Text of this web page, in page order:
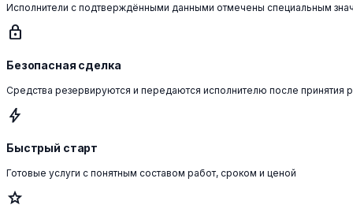
Исполнители с подтверждёнными данными отмечены специальным
lock
Безопасная сделка
Средства резервируются и передаются исполнителю после принятия
bolt
Быстрый старт
Готовые услуги с понятным составом работ, сроком и ценой
star